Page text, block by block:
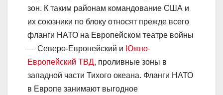
зон. К таким районам командование США и
их союзники по блоку относят прежде всего
фланги НАТО на Европейском театре войны
— Северо-Европейский и Южно-
Европейский ТВД, проливные зоны в
западной части Тихого океана. Фланги НАТО
в Европе занимают выгодное